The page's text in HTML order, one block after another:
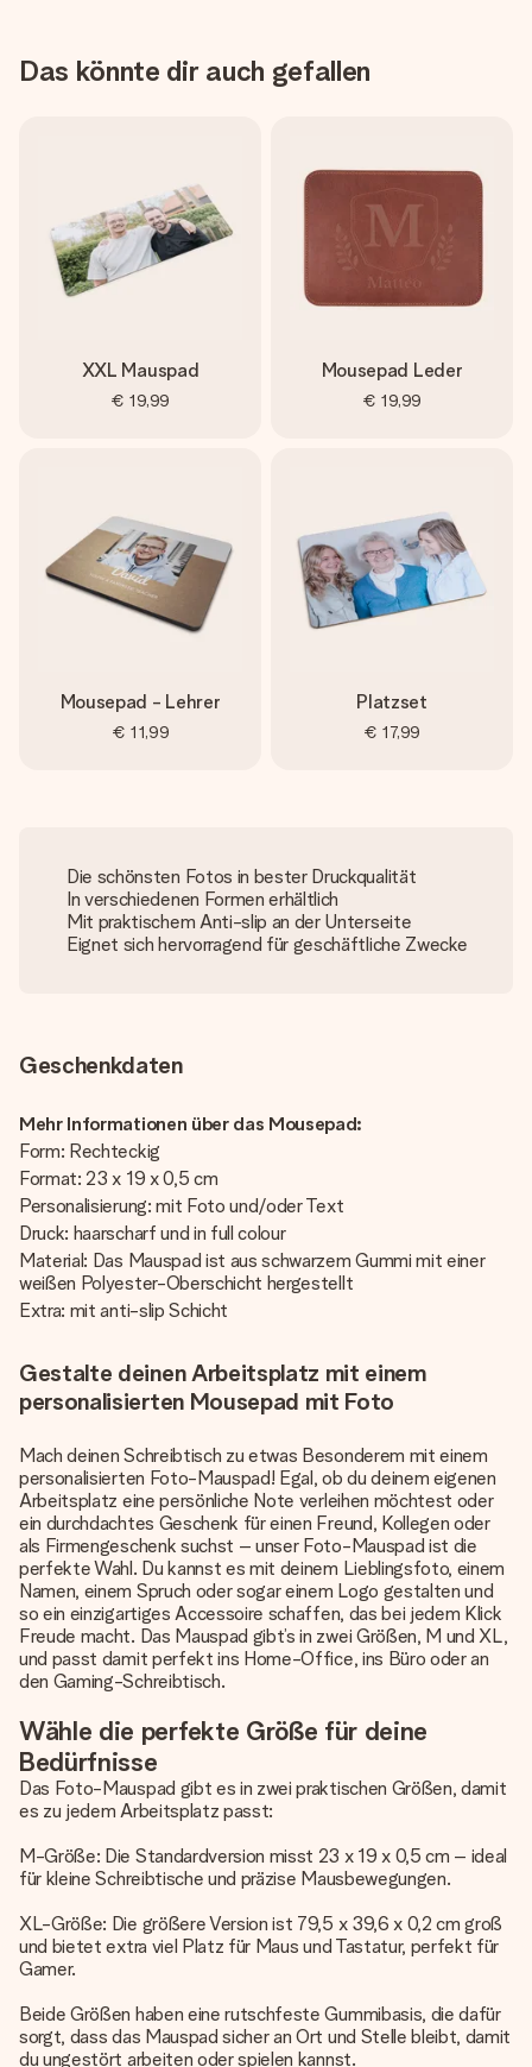
Das könnte dir auch gefallen
XXL Mauspad
€ 19,99
Mousepad Leder
€ 19,99
Mousepad - Lehrer
€ 11,99
Platzset
€ 17,99
Die schönsten Fotos in bester Druckqualität
In verschiedenen Formen erhältlich
Mit praktischem Anti-slip an der Unterseite
Eignet sich hervorragend für geschäftliche Zwecke
Geschenkdaten
Mehr Informationen über das Mousepad:
Form: Rechteckig
Format: 23 x 19 x 0,5 cm
Personalisierung: mit Foto und/oder Text
Druck: haarscharf und in full colour
Material: Das Mauspad ist aus schwarzem Gummi mit einer
weißen Polyester-Oberschicht hergestellt
Extra: mit anti-slip Schicht
Gestalte deinen Arbeitsplatz mit einem
personalisierten Mousepad mit Foto
Mach deinen Schreibtisch zu etwas Besonderem mit einem
personalisierten Foto-Mauspad! Egal, ob du deinem eigenen
Arbeitsplatz eine persönliche Note verleihen möchtest oder
ein durchdachtes Geschenk für einen Freund, Kollegen oder
als Firmengeschenk suchst – unser Foto-Mauspad ist die
perfekte Wahl. Du kannst es mit deinem Lieblingsfoto, einem
Namen, einem Spruch oder sogar einem Logo gestalten und
so ein einzigartiges Accessoire schaffen, das bei jedem Klick
Freude macht. Das Mauspad gibt’s in zwei Größen, M und XL,
und passt damit perfekt ins Home-Office, ins Büro oder an
den Gaming-Schreibtisch.
Wähle die perfekte Größe für deine
Bedürfnisse
Das Foto-Mauspad gibt es in zwei praktischen Größen, damit
es zu jedem Arbeitsplatz passt:
M-Größe: Die Standardversion misst 23 x 19 x 0,5 cm – ideal
für kleine Schreibtische und präzise Mausbewegungen.
XL-Größe: Die größere Version ist 79,5 x 39,6 x 0,2 cm groß
und bietet extra viel Platz für Maus und Tastatur, perfekt für
Gamer.
Beide Größen haben eine rutschfeste Gummibasis, die dafür
sorgt, dass das Mauspad sicher an Ort und Stelle bleibt, damit
du ungestört arbeiten oder spielen kannst.